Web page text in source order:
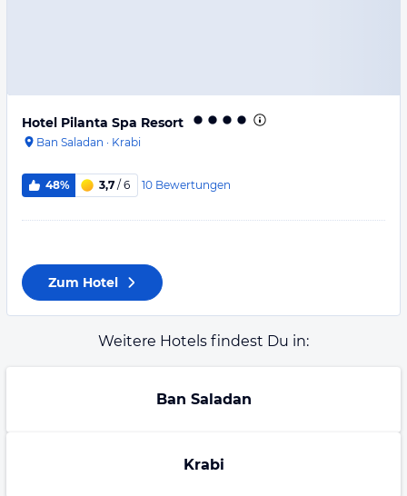
Hotel Pilanta Spa Resort
Ban Saladan · Krabi
48% 3,7 / 6 10 Bewertungen
Zum Hotel
Weitere Hotels findest Du in:
Ban Saladan
Krabi